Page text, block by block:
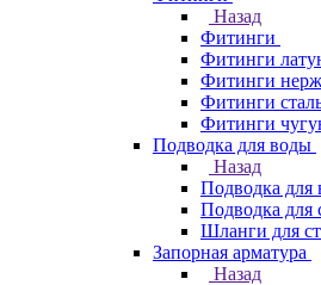
Назад
Фитинги
Фитинги
Фитинги
Фитинги
Фитинги
Подводка для воды
Назад
Подводка для
Подводка для
Шланги для
Запорная арматура
Назад